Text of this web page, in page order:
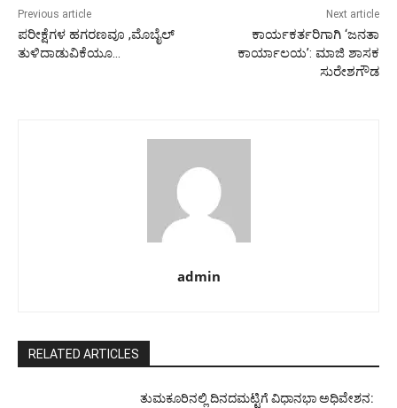
Previous article
ಪರೀಕ್ಷೆಗಳ ಹಗರಣವೂ ,ಮೊಬೈಲ್
ತುಳಿದಾಡುವಿಕೆಯೂ…
Next article
ಕಾರ್ಯಕರ್ತರಿಗಾಗಿ ‘ಜನತಾ
ಕಾರ್ಯಾಲಯ’: ಮಾಜಿ ಶಾಸಕ
ಸುರೇಶಗೌಡ
admin
RELATED ARTICLES
ತುಮಕೂರಿನಲ್ಲಿ ದಿನದಮಟ್ಟಿಗೆ ವಿಧಾನಭಾ ಅಧಿವೇಶನ: